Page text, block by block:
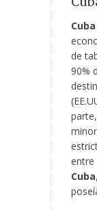
Cuba
de
90%
entre
Cuba